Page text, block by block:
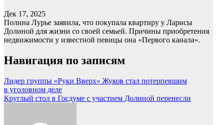
Дек 17, 2025
Полина Лурье заявила, что покупала квартиру у Ларисы
Долиной для жизни со своей семьей. Причины приобретения
недвижимости у известной певицы она «Первого канала».
Навигация по записям
Лидер группы «Руки Вверх» Жуков стал потерпевшим
в уголовном деле
Круглый стол в Госдуме с участием Долиной перенесли